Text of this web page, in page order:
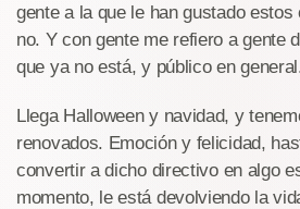
gente a la que le han gustado
no. Y con gente me refiero a gente
que ya no está, y público en
Llega Halloween y navidad, y
renovados. Emoción y felicidad,
convertir a dicho directivo en algo
momento, le está devolviendo la